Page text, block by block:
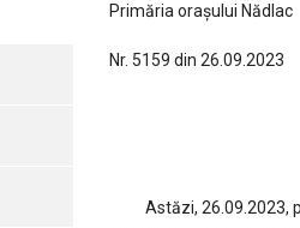
Primăria orașului Nădlac
Nr. 5159 din 26.09.2023
Astăzi, 26.09.2023,